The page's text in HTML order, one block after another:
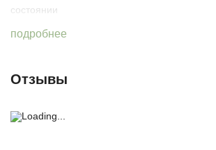
состоянии
Производство
подробнее
Отзывы